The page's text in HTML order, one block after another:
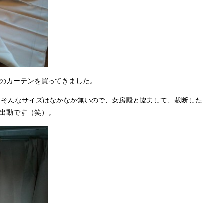
カーテンを買ってきました。
んなサイズはなかなか無いので、女房殿と協力して、裁断した
動です（笑）。